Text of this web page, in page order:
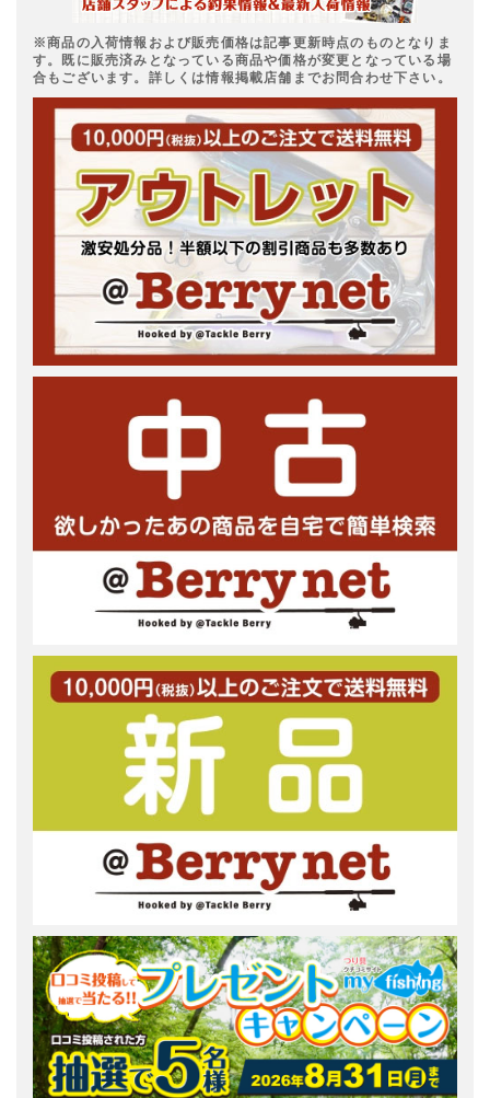
※商品の入荷情報および販売価格は記事更新時点のものとなりま
す。既に販売済みとなっている商品や価格が変更となっている場
合もございます。詳しくは情報掲載店舗までお問合わせ下さい。